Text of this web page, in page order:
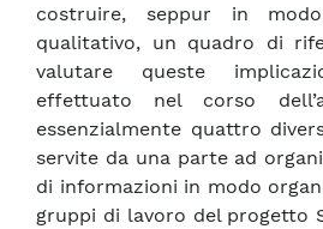
costruire, seppur in modo
qualitativo, un quadro di
valutare queste
effettuato nel corso
essenzialmente quattro
servite da una parte ad
di informazioni in modo
gruppi di lavoro del progetto